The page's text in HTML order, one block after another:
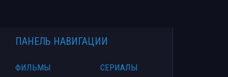
ПАНЕЛЬ НАВИГАЦИИ
ФИЛЬМЫ СЕРИАЛЫ